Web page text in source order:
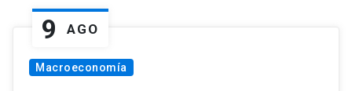
9 AGO
Macroeconomía